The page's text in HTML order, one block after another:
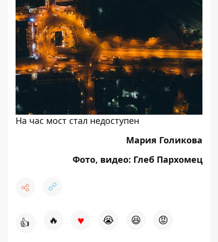
На час мост стал недоступен
Мария Голикова
Фото, видео: Глеб Пархомец
👍 🔥 ♥ 😭 😆 😡